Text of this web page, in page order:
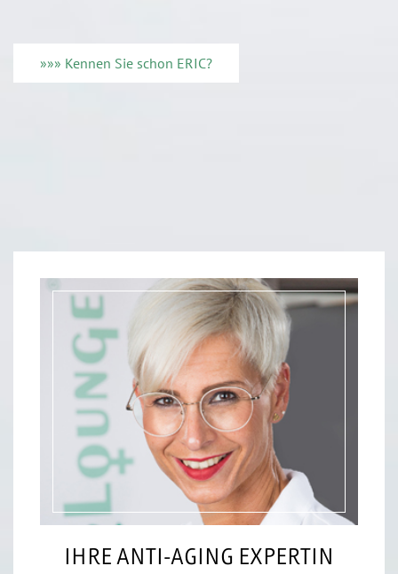
»»» Kennen Sie schon ERIC?
IHRE ANTI-AGING EXPERTIN